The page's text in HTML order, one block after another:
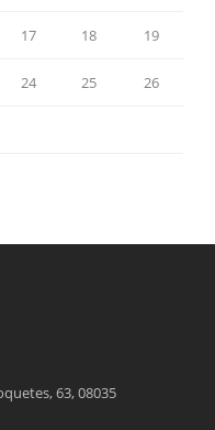
17 18 19
24 25 26
63, 08035